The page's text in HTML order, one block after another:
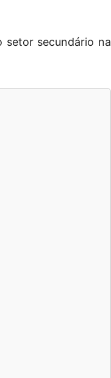
setor secundário na